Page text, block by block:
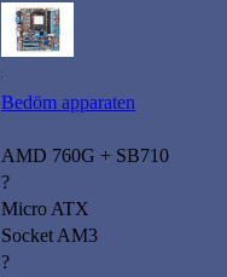
Bedöm apparaten
AMD 760G + SB710
?
Micro ATX
Socket AM3
?